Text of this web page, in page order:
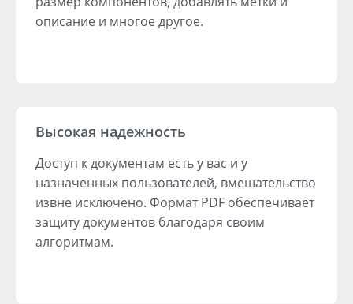
описание и многое другое.
Высокая надежность
Доступ к документам есть у вас и у
назначенных пользователей, вмешательство
извне исключено. Формат PDF обеспечивает
защиту документов благодаря своим
алгоритмам.